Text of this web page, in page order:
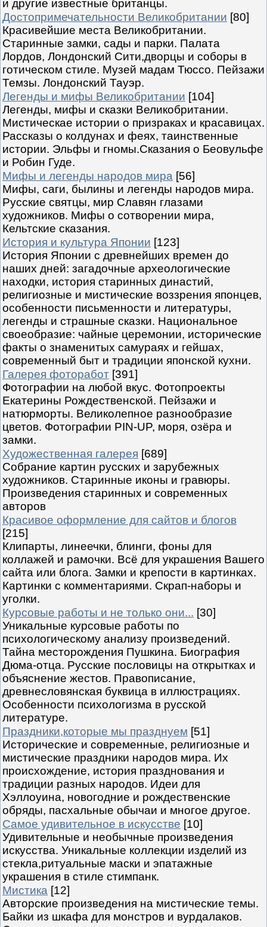
и другие известные британцы.
Достопримечательности Великобритании [80]
Красивейшие места Великобритании.
Старинные замки, сады и парки. Палата
Лордов, Лондонский Сити,дворцы и соборы в
готическом стиле. Музей мадам Тюссо. Пейзажи
Темзы. Лондонский Тауэр.
Легенды и мифы Великобритании [104]
Легенды, мифы и сказки Великобритании.
Мистическае истории о призраках и красавицах.
Рассказы о колдунах и феях, таинственные
истории. Эльфы и гномы.Сказания о Беовульфе
и Робин Гуде.
Мифы и легенды народов мира [56]
Мифы, саги, былины и легенды народов мира.
Русские святцы, мир Славян глазами
художников. Мифы о сотворении мира,
Кельтские сказания.
История и культура Японии [123]
История Японии с древнейших времен до
наших дней: загадочные археологические
находки, история старинных династий,
религиозные и мистические воззрения японцев,
особенности письменности и литературы,
легенды и страшные сказки. Национальное
своеобразие: чайные церемонии, исторические
факты о знаменитых самураях и гейшах,
современный быт и традиции японской кухни.
Галерея фоторабот [391]
Фотографии на любой вкус. Фотопроекты
Екатерины Рождественской. Пейзажи и
натюрморты. Великолепное разнообразие
цветов. Фотографии PIN-UP, моря, озёра и
замки.
Художественная галерея [689]
Собрание картин русских и зарубежных
художников. Старинные иконы и гравюры.
Произведения старинных и современных
авторов
Красивое оформление для сайтов и блогов
[215]
Клипарты, линеечки, блинги, фоны для
коллажей и рамочки. Всё для украшения Вашего
сайта или блога. Замки и крепости в картинках.
Картинки с комментариями. Скрап-наборы и
уголки.
Курсовые работы и не только они... [30]
Уникальные курсовые работы по
психологическому анализу произведений.
Тайна месторождения Пушкина. Биография
Дюма-отца. Русские пословицы на открытках и
объяснение жестов. Правописание,
древнесловянская буквица в иллюстрациях.
Особенности психологизма в русской
литературе.
Праздники,которые мы празднуем [51]
Исторические и современные, религиозные и
мистические праздники народов мира. Их
происхождение, история празднования и
традиции разных народов. Идеи для
Хэллоуина, новогодние и рождественские
обряды, пасхальные обычаи и многое другое.
Самое удивительное в искусстве [10]
Удивительные и необычные произведения
искусства. Уникальные коллекции изделий из
стекла,ритуальные маски и эпатажные
украшения в стиле стимпанк.
Мистика [12]
Авторские произведения на мистические темы.
Байки из шкафа для монстров и вурдалаков.